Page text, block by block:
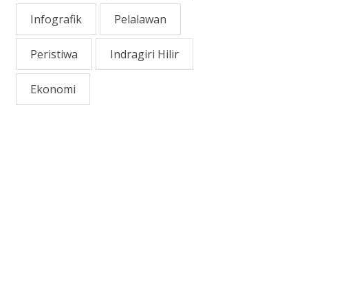
Infografik Pelalawan
Peristiwa Indragiri Hilir
Ekonomi